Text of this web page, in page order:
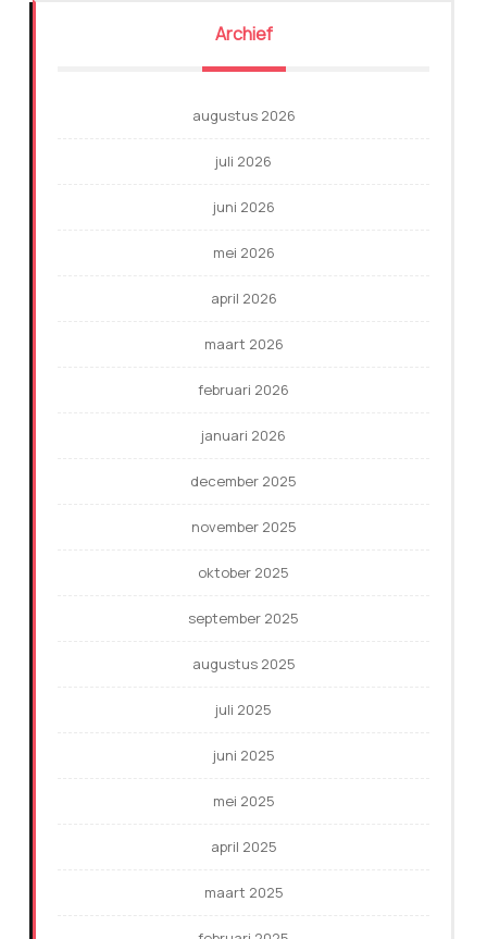
Archief
augustus 2026
juli 2026
juni 2026
mei 2026
april 2026
maart 2026
februari 2026
januari 2026
december 2025
november 2025
oktober 2025
september 2025
augustus 2025
juli 2025
juni 2025
mei 2025
april 2025
maart 2025